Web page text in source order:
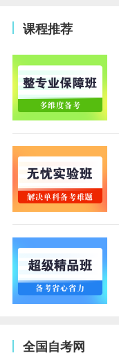
课程推荐
全国自考网